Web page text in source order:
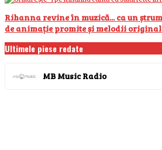
Rihanna revine în muzică... ca un
de animație promite și melodii
Ultimele piese redate
MB Music Radio